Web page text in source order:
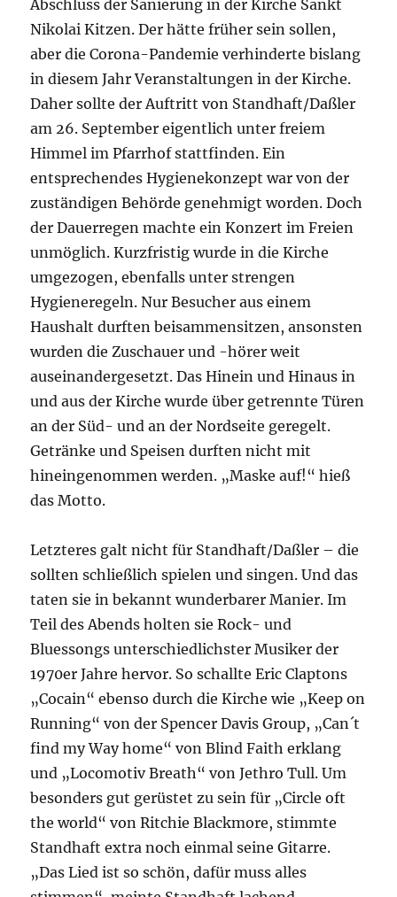
Abschluss der Sanierung in der Kirche Sankt
Nikolai Kitzen. Der hätte früher sein sollen,
aber die Corona-Pandemie verhinderte bislang
in diesem Jahr Veranstaltungen in der Kirche.
Daher sollte der Auftritt von Standhaft/Daßler
am 26. September eigentlich unter freiem
Himmel im Pfarrhof stattfinden. Ein
entsprechendes Hygienekonzept war von der
zuständigen Behörde genehmigt worden. Doch
der Dauerregen machte ein Konzert im Freien
unmöglich. Kurzfristig wurde in die Kirche
umgezogen, ebenfalls unter strengen
Hygieneregeln. Nur Besucher aus einem
Haushalt durften beisammensitzen, ansonsten
wurden die Zuschauer und -hörer weit
auseinandergesetzt. Das Hinein und Hinaus in
und aus der Kirche wurde über getrennte Türen
an der Süd- und an der Nordseite geregelt.
Getränke und Speisen durften nicht mit
hineingenommen werden. „Maske auf!“ hieß
das Motto.
Letzteres galt nicht für Standhaft/Daßler – die
sollten schließlich spielen und singen. Und das
taten sie in bekannt wunderbarer Manier. Im
Teil des Abends holten sie Rock- und
Bluessongs unterschiedlichster Musiker der
1970er Jahre hervor. So schallte Eric Claptons
„Cocain“ ebenso durch die Kirche wie „Keep on
Running“ von der Spencer Davis Group, „Can´t
find my Way home“ von Blind Faith erklang
und „Locomotiv Breath“ von Jethro Tull. Um
besonders gut gerüstet zu sein für „Circle oft
the world“ von Ritchie Blackmore, stimmte
Standhaft extra noch einmal seine Gitarre.
„Das Lied ist so schön, dafür muss alles